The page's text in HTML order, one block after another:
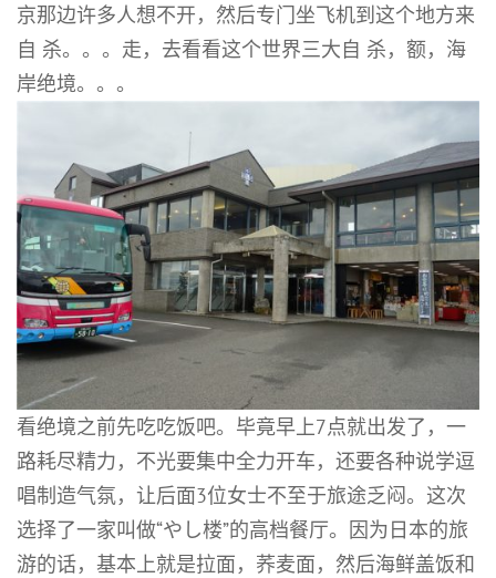
京那边许多人想不开，然后专门坐飞机到这个地方来
自 杀。。。走，去看看这个世界三大自 杀，额，海
岸绝境。。。
看绝境之前先吃吃饭吧。毕竟早上7点就出发了，一
路耗尽精力，不光要集中全力开车，还要各种说学逗
唱制造气氛，让后面3位女士不至于旅途乏闷。这次
选择了一家叫做“やし楼”的高档餐厅。因为日本的旅
游的话，基本上就是拉面，荞麦面，然后海鲜盖饭和